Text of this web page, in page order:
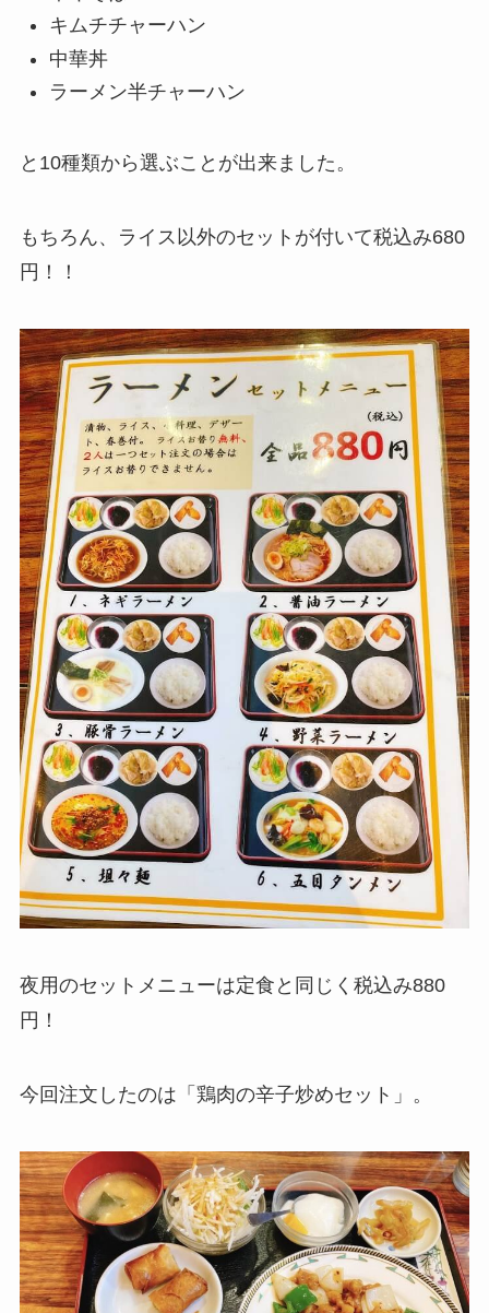
キムチチャーハン
中華丼
ラーメン半チャーハン
と10種類から選ぶことが出来ました。
もちろん、ライス以外のセットが付いて税込み680
円！！
夜用のセットメニューは定食と同じく税込み880
円！
今回注文したのは「鶏肉の辛子炒めセット」。